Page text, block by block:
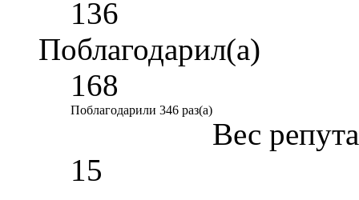
136
Поблагодарил(а)
168
Поблагодарили 346 раз(а)
Вес
15